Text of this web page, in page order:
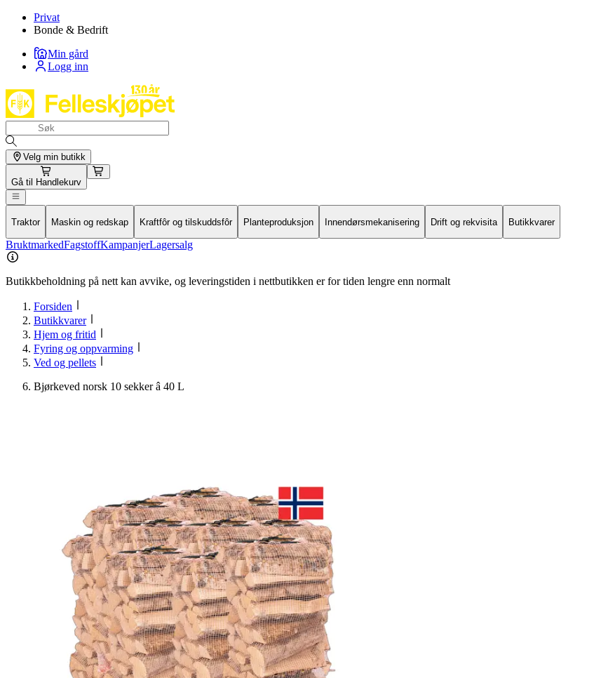
Privat
Bonde & Bedrift
Min gård
Logg inn
Velg min butikk
Gå til Handlekurv
Traktor Maskin og redskap Kraftfôr og tilskuddsfôr Planteproduksjon Innendørsmekanisering Drift og rekvisita Butikkvarer
BruktmarkedFagstoffKampanjerLagersalg
Butikkbeholdning på nett kan avvike, og leveringstiden i nettbutikken er for tiden lengre enn normalt
Forsiden
Butikkvarer
Hjem og fritid
Fyring og oppvarming
Ved og pellets
Bjørkeved norsk 10 sekker â 40 L